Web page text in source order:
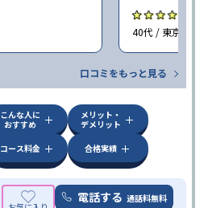
40代 / 東京都 女
口コミをもっと見る
こんな人に
おすすめ
メリット・
デメリット
コース料金 合格実績
電話する 通話料無料